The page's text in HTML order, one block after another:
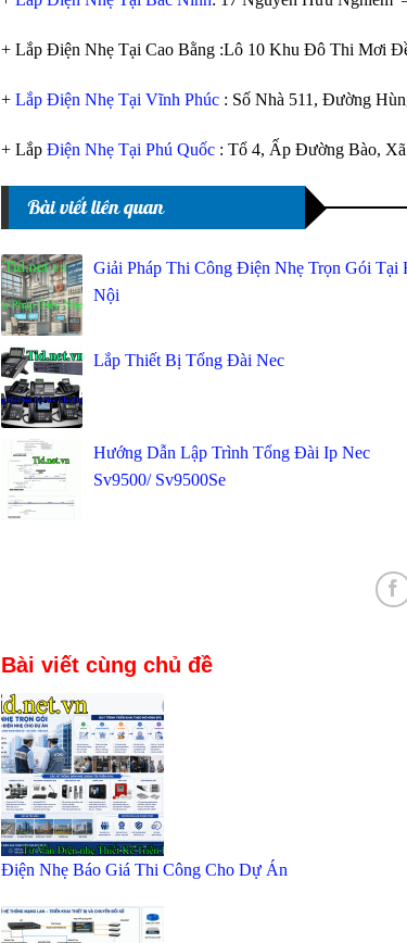
+ Lắp Điện Nhẹ Tại Cao Bằng :Lô 10 Khu Đô Thi Mơi
+ Lắp Điện Nhẹ Tại Vĩnh Phúc : Số Nhà 511, Đường
+ Lắp Điện Nhẹ Tại Phú Quốc : Tổ 4, Ấp Đường Bào,
Bài viết liên quan
Giải Pháp Thi Công Điện Nhẹ Trọn Gói Tại
Nội
Lắp Thiết Bị Tổng Đài Nec
Hướng Dẫn Lập Trình Tổng Đài Ip Nec
Sv9500/ Sv9500Se
Bài viết cùng chủ đề
Điện Nhẹ Báo Giá Thi Công Cho Dự Án